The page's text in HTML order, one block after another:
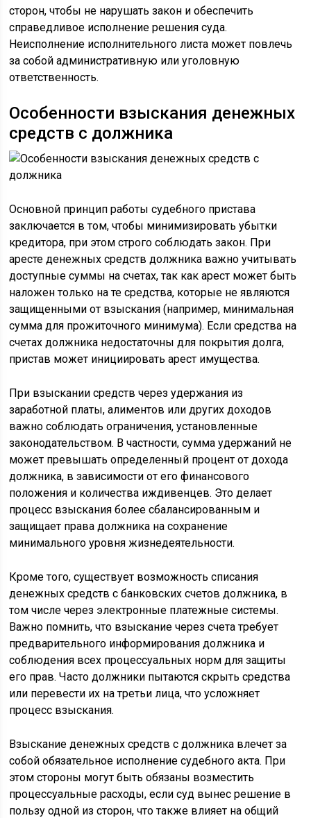
сторон, чтобы не нарушать закон и обеспечить
справедливое исполнение решения суда.
Неисполнение исполнительного листа может повлечь
за собой административную или уголовную
ответственность.
Особенности взыскания денежных
средств с должника
Основной принцип работы судебного пристава
заключается в том, чтобы минимизировать убытки
кредитора, при этом строго соблюдать закон. При
аресте денежных средств должника важно учитывать
доступные суммы на счетах, так как арест может быть
наложен только на те средства, которые не являются
защищенными от взыскания (например, минимальная
сумма для прожиточного минимума). Если средства на
счетах должника недостаточны для покрытия долга,
пристав может инициировать арест имущества.
При взыскании средств через удержания из
заработной платы, алиментов или других доходов
важно соблюдать ограничения, установленные
законодательством. В частности, сумма удержаний не
может превышать определенный процент от дохода
должника, в зависимости от его финансового
положения и количества иждивенцев. Это делает
процесс взыскания более сбалансированным и
защищает права должника на сохранение
минимального уровня жизнедеятельности.
Кроме того, существует возможность списания
денежных средств с банковских счетов должника, в
том числе через электронные платежные системы.
Важно помнить, что взыскание через счета требует
предварительного информирования должника и
соблюдения всех процессуальных норм для защиты
его прав. Часто должники пытаются скрыть средства
или перевести их на третьи лица, что усложняет
процесс взыскания.
Взыскание денежных средств с должника влечет за
собой обязательное исполнение судебного акта. При
этом стороны могут быть обязаны возместить
процессуальные расходы, если суд вынес решение в
пользу одной из сторон, что также влияет на общий